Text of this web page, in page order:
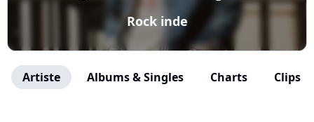
Rock inde
Artiste Albums & Singles Charts Clips